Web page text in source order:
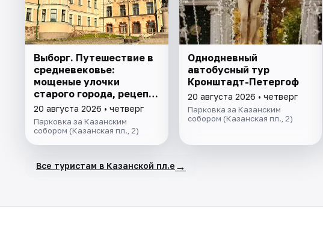
Выборг. Путешествие в
средневековье:
мощеные улочки
старого города, рецепт
Выборгского кренделя и
легенды парка Монрепо.
20 августа 2026 • четверг
Парковка за Казанским
собором (Казанская пл., 2)
Однодневный
автобусный тур
Кронштадт-Петергоф
20 августа 2026 • четверг
Парковка за Казанским
собором (Казанская пл., 2)
Все туристам в Казанской пл.е →